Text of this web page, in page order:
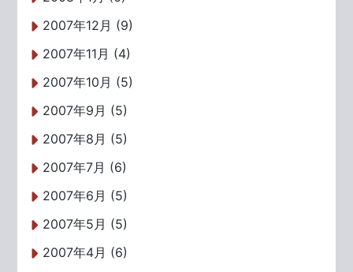
2007年12月 (9)
2007年11月 (4)
2007年10月 (5)
2007年9月 (5)
2007年8月 (5)
2007年7月 (6)
2007年6月 (5)
2007年5月 (5)
2007年4月 (6)